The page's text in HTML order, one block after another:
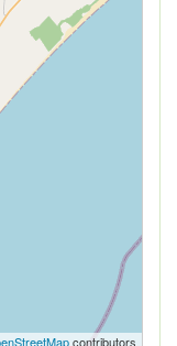
contributors